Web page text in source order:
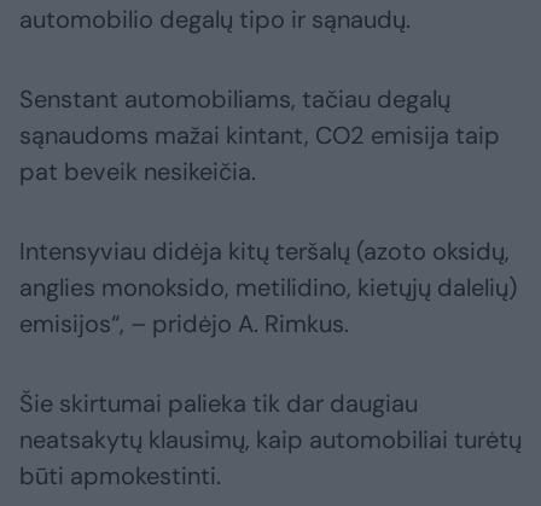
automobilio degalų tipo ir sąnaudų.
Senstant automobiliams, tačiau degalų
sąnaudoms mažai kintant, CO2 emisija taip
pat beveik nesikeičia.
Intensyviau didėja kitų teršalų (azoto oksidų,
anglies monoksido, metilidino, kietųjų dalelių)
emisijos“, – pridėjo A. Rimkus.
Šie skirtumai palieka tik dar daugiau
neatsakytų klausimų, kaip automobiliai turėtų
būti apmokestinti.